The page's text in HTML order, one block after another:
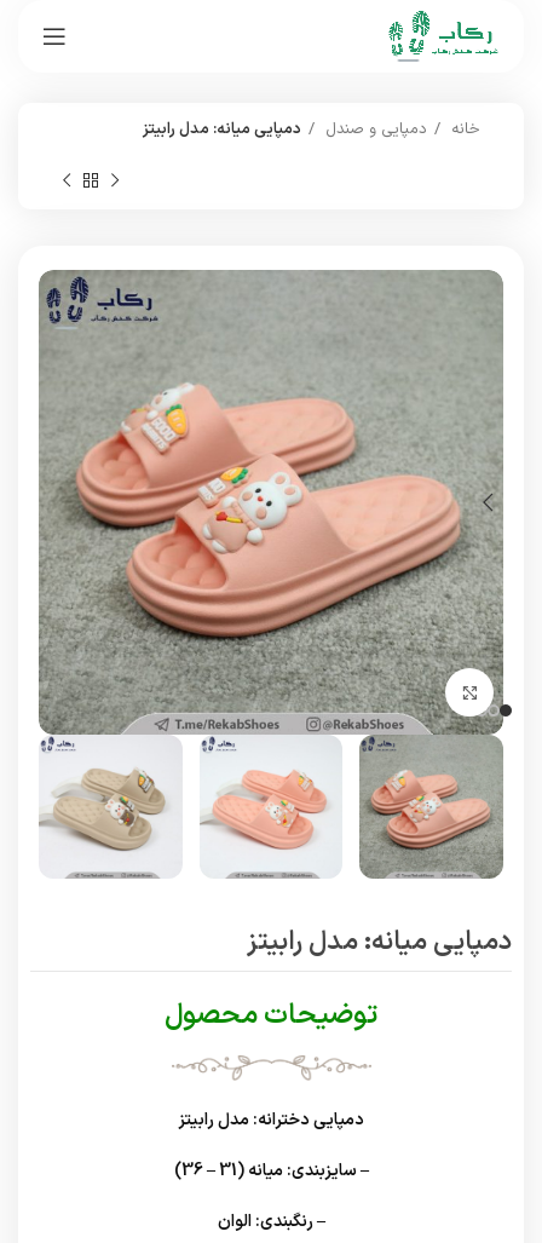
خانه دمپایی و صندل دمپایی میانه: مدل رابیتز
برای بزرگنمایی کلیک کنید
دمپایی میانه: مدل رابیتز
توضیحات محصول
دمپایی دخترانه: مدل رابیتز
– سایزبندی: میانه (31 – 36)
– رنگبندی: الوان